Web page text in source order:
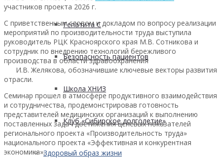
Гепатита С
Безопасность пациентов
Школа ХНИЗ
Клуб «Сибирское долголетие»
Здоровый образ жизни
участников проекта 2026 г.
С приветственным словом и докладом по вопросу реализации
мероприятий по производительности труда выступила
руководитель РЦК Красноярского края М.В. Сотникова и
сотрудник по внедрению технологий бережливого
производства в области здравоохранения
И.В. Желякова, обозначившие ключевые векторы развития
отрасли.
Семинар прошел в атмосфере продуктивного взаимодействия
и сотрудничества, продемонстрировав готовность
представителей медицинских организаций к выполнению
поставленных задач достижения целевых показателей
регионального проекта «Производительность труда»
национального проекта «Эффективная и конкурентная
экономика».